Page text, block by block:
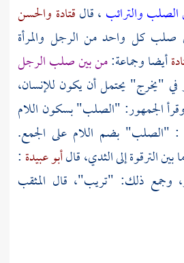
والترائب ، قالقتادة والحسن
صلب كل واحد من الرجل والمرأة
أيضا وجماعة:من بين صلب الرجل
في "يخرج" يحتمل أن يكون للإنسان،
الجمهور: "الصلب" بسكون اللام
: "الصلب" بضم اللام على الجمع.
الترقوة إلى الثدي، قالأبو عبيدة :
وجمع ذلك: "تريب"، قال المثقب